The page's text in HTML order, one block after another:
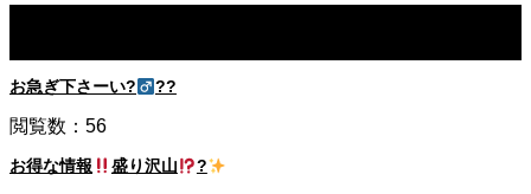
お急ぎ下さーい?‍ ??
閲覧数：56
お得な情報 盛り沢山 ?